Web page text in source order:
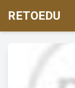
RETOEDU